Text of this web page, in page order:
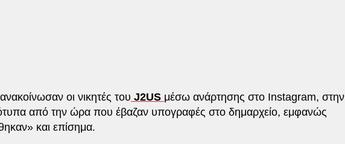
οι νικητές του J2US μέσω ανάρτησης στο Instagram, στην
από την ώρα που έβαζαν υπογραφές στο δημαρχείο, εμφανώς
και επίσημα.